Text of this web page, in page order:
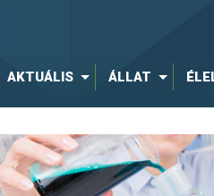
AKTUÁLIS ÁLLAT